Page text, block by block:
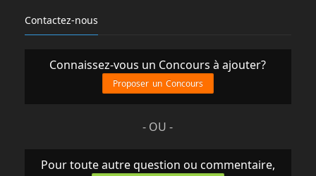
Contactez-nous
Connaissez-vous un Concours à ajouter?
Proposer un Concours
- OU -
Pour toute autre question ou commentaire,